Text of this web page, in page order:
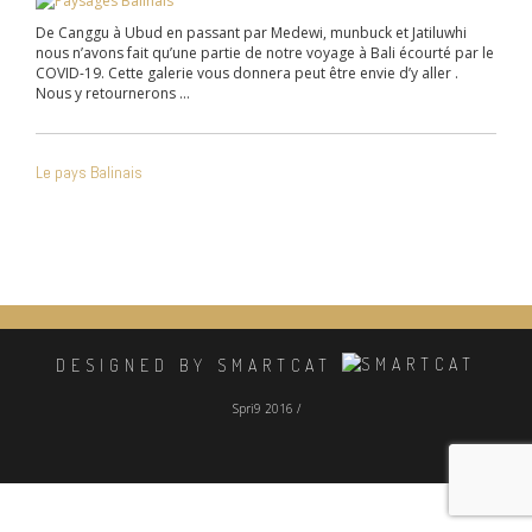
De Canggu à Ubud en passant par Medewi, munbuck et Jatiluwhi
nous n’avons fait qu’une partie de notre voyage à Bali écourté par le
COVID-19. Cette galerie vous donnera peut être envie d’y aller .
Nous y retournerons …
DE
Le pays Balinais
DESIGNED BY SMARTCAT
Spri9 2016 /